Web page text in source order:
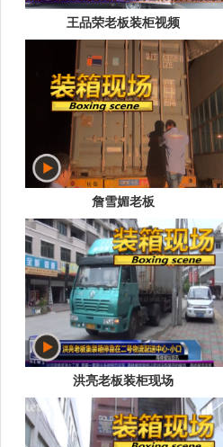
王品荣老板装柜视频
詹雪媚老板
洪亮老板装柜现场